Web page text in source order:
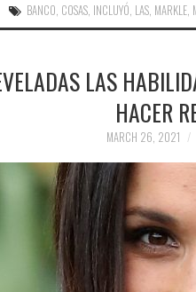
BANCO COSAS INCLUYÓ LAS MARKLE
LAS
HACER
MARCH 26, 2021